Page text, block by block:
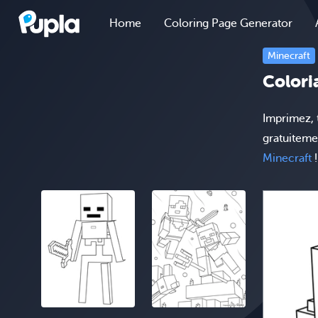
Home Coloring Page Generator
Minecraft
Minecraft !